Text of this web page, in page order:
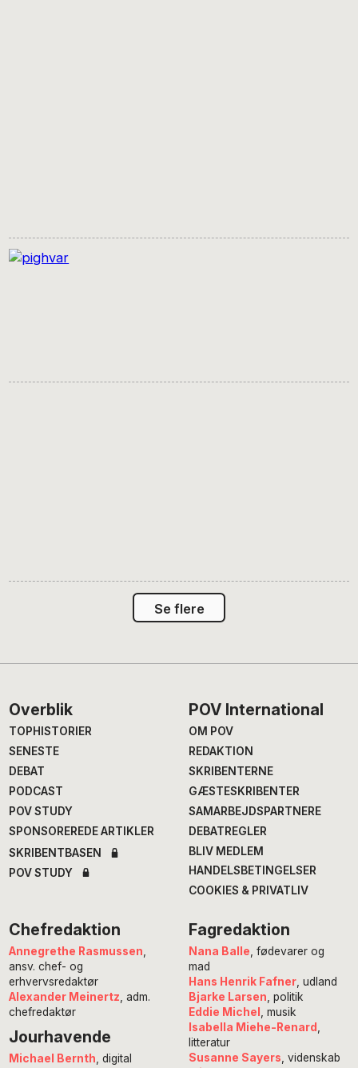
Se flere
Footer
Overblik
TOPHISTORIER
SENESTE
DEBAT
PODCAST
POV STUDY
SPONSOREREDE ARTIKLER
SKRIBENTBASEN
POV STUDY
POV International
OM POV
REDAKTION
SKRIBENTERNE
GÆSTESKRIBENTER
SAMARBEJDSPARTNERE
DEBATREGLER
BLIV MEDLEM
HANDELSBETINGELSER
COOKIES & PRIVATLIV
Chefredaktion
Annegrethe Rasmussen
ansv. chef- og
erhvervsredaktør
Alexander Meinertz , adm.
chefredaktør
Jourhavende
Michael Bernth , digital
Fagredaktion
Nana Balle , fødevarer og
mad
Hans Henrik Fafner, udland
Bjarke Larsen , politik
Eddie Michel
, musik
Isabella Miehe-Renard
litteratur
Susanne Sayers , videnskab